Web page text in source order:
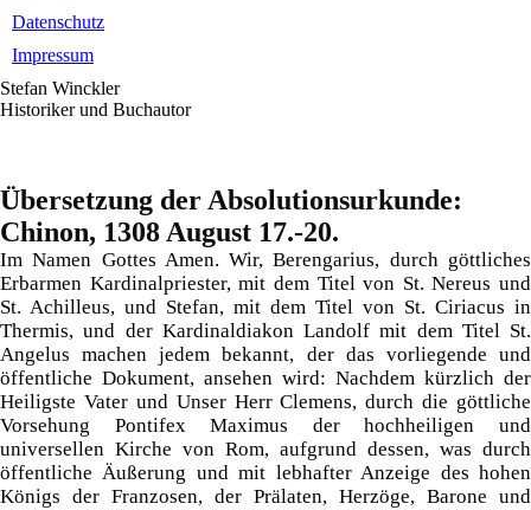
Datenschutz
Impressum
Stefan Winckler
Historiker und Buchautor
Übersetzung der Absolutionsurkunde:
Chinon, 1308 August 17.-20.
Im Namen Gottes Amen. Wir, Berengarius, durch göttliches
Erbarmen Kardinalpriester, mit dem Titel von St. Nereus und
St. Achilleus, und Stefan, mit dem Titel von St. Ciriacus in
Thermis, und der Kardinaldiakon Landolf mit dem Titel St.
Angelus machen jedem bekannt, der das vorliegende und
öffentliche Dokument, ansehen wird: Nachdem kürzlich der
Heiligste Vater und Unser Herr Clemens, durch die göttliche
Vorsehung Pontifex Maximus der hochheiligen und
universellen Kirche von Rom, aufgrund dessen, was durch
öffentliche Äußerung und mit lebhafter Anzeige des hohen
Königs der Franzosen, der Prälaten, Herzöge, Barone und